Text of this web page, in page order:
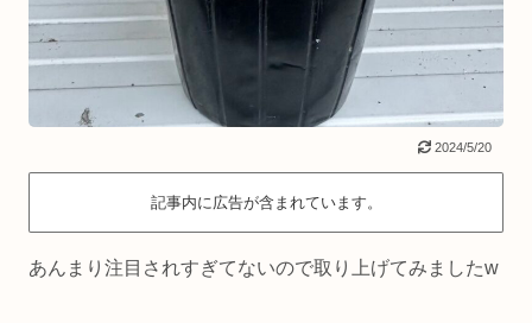
2024/5/20
記事内に広告が含まれています。
あんまり注目されすぎてないので取り上げてみましたw